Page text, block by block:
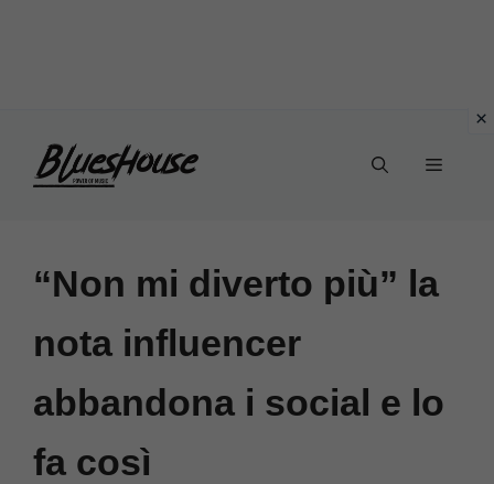
Menu
“Non mi diverto più” la
nota influencer
abbandona i social e lo
fa così